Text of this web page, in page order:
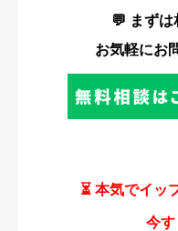
💬 まずは
お気軽にお
⏳ 本気でイッ
今す